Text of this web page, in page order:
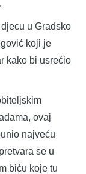
u Gradsko
koji je
kako bi usrećio
ovaj
najveću
se u
biću koje tu